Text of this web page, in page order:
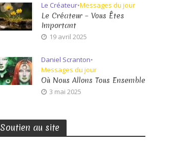
Le Créateur•Messages du jour
Le Créateur – Vous Êtes
Important
19 avril 2025
Daniel Scranton•
Messages du jour
Où Nous Allons Tous Ensemble
3 mai 2025
Soutien au site